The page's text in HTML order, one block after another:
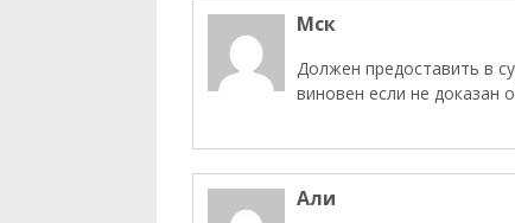
Мск
Должен предоставить в
виновен если не доказан
Али